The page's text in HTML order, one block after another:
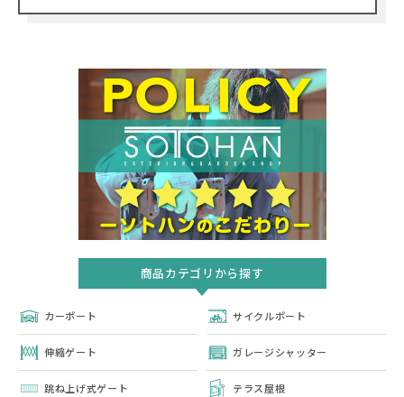
商品カテゴリから探す
カーポート サイクルポート
伸縮ゲート ガレージシャッター
跳ね上げ式ゲート テラス屋根